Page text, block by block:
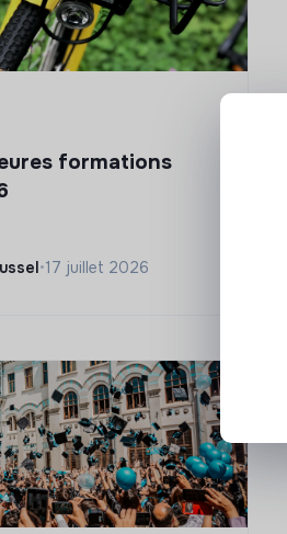
formations
•17 juillet 2026